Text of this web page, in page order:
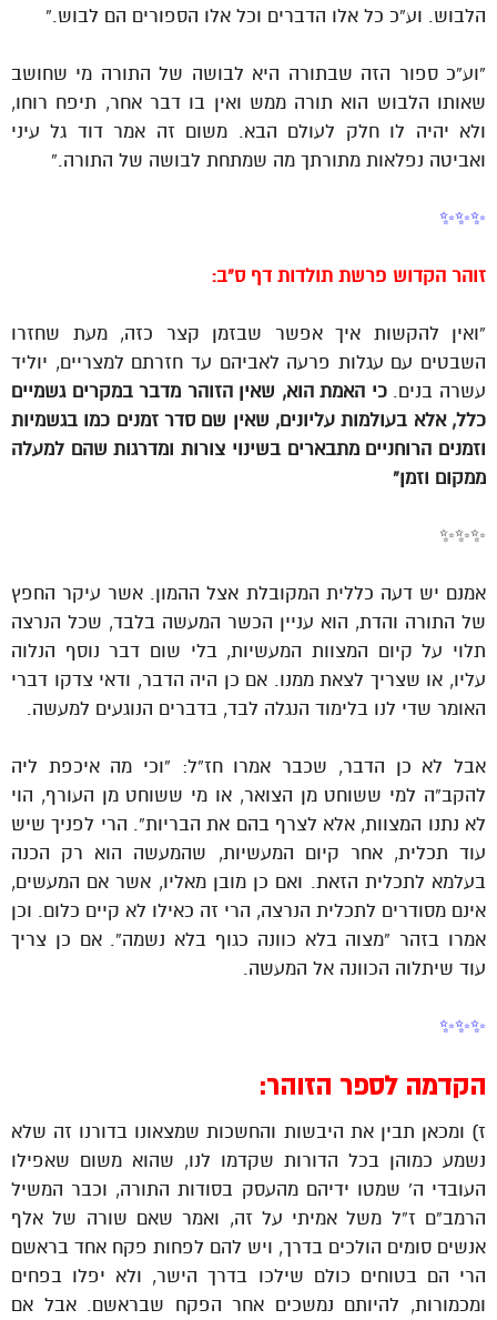
הלבוש. וע”כ כל אלו הדברים וכל אלו הספורים הם לבוש.”
“וע”כ ספור הזה שבתורה היא לבושה של התורה מי שחושב
שאותו הלבוש הוא תורה ממש ואין בו דבר אחר, תיפח רוחו,
ולא יהיה לו חלק לעולם הבא. משום זה אמר דוד גל עיני
ואביטה נפלאות מתורתך מה שמתחת לבושה של התורה.”
✨✨✨
זוהר הקדוש פרשת תולדות דף ס”ב:
“ואין להקשות איך אפשר שבזמן קצר כזה, מעת שחזרו
השבטים עם עגלות פרעה לאביהם עד חזרתם למצריים, יוליד
עשרה בנים.כי האמת הוא, שאין הזוהר מדבר במקרים גשמיים
כלל, אלא בעולמות עליונים, שאין שם סדר זמנים כמו בגשמיות
וזמנים הרוחניים מתבארים בשינוי צורות ומדרגות שהם למעלה
ממקום וזמן”
✨✨✨
אמנם יש דעה כללית המקובלת אצל ההמון. אשר עיקר החפץ
של התורה והדת, הוא עניין הכשר המעשה בלבד, שכל הנרצה
תלוי על קיום המצוות המעשיות, בלי שום דבר נוסף הנלוה
עליו, או שצריך לצאת ממנו. אם כן היה הדבר, ודאי צדקו דברי
האומר שדי לנו בלימוד הנגלה לבד, בדברים הנוגעים למעשה.
אבל לא כן הדבר, שכבר אמרו חז”ל: “וכי מה איכפת ליה
להקב”ה למי ששוחט מן הצואר, או מי ששוחט מן העורף, הוי
לא נתנו המצוות, אלא לצרף בהם את הבריות”. הרי לפניך שיש
עוד תכלית, אחר קיום המעשיות, שהמעשה הוא רק הכנה
בעלמא לתכלית הזאת. ואם כן מובן מאליו, אשר אם המעשים,
אינם מסודרים לתכלית הנרצה, הרי זה כאילו לא קיים כלום. וכן
אמרו בזהר “מצוה בלא כוונה כגוף בלא נשמה”. אם כן צריך
עוד שיתלוה הכוונה אל המעשה.
✨✨✨
הקדמה לספר הזוהר:
ז) ומכאן תבין את היבשות והחשכות שמצאונו בדורנו זה שלא
נשמע כמוהן בכל הדורות שקדמו לנו, שהוא משום שאפילו
העובדי ה’ שמטו ידיהם מהעסק בסודות התורה, וכבר המשיל
הרמב”ם ז”ל משל אמיתי על זה, ואמר שאם שורה של אלף
אנשים סומים הולכים בדרך, ויש להם לפחות פקח אחד בראשם
הרי הם בטוחים כולם שילכו בדרך הישר, ולא יפלו בפחים
ומכמורות, להיותם נמשכים אחר הפקח שבראשם. אבל אם